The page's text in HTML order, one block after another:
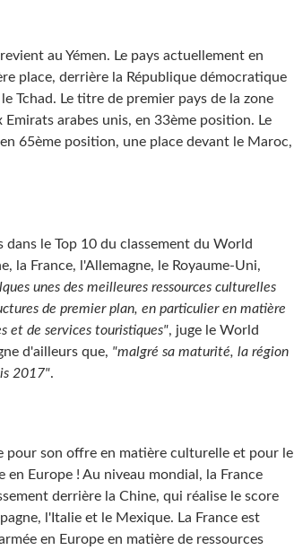
au Yémen. Le pays actuellement en
place, derrière la République démocratique
Tchad. Le titre de premier pays de la zone
arabes unis, en 33ème position. Le
65ème position, une place devant le Maroc,
le Top 10 du classement du World
la France, l'Allemagne, le Royaume-Uni,
unes des meilleures ressources culturelles
de premier plan, en particulier en matière
et de services touristiques", juge le World
d'ailleurs que, "malgré sa maturité, la région
2017".
pour son offre en matière culturelle et pour le
en Europe ! Au niveau mondial, la France
derrière la Chine, qui réalise le score
l'Italie et le Mexique. La France est
en Europe en matière de ressources